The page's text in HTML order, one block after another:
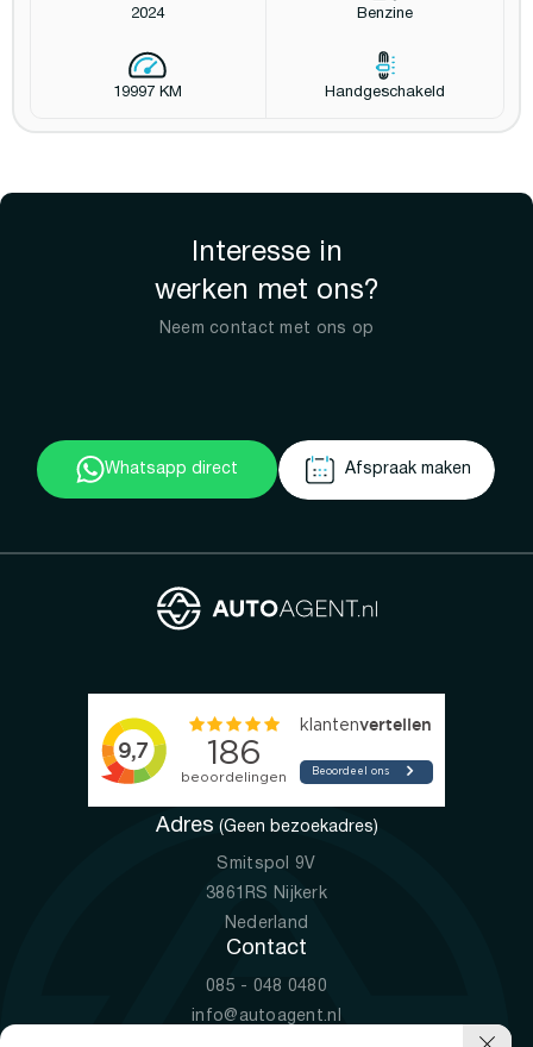
2024 Benzine
19997 KM Handgeschakeld
Interesse in
werken met ons?
Neem contact met ons op
Whatsapp direct Afspraak maken
Adres (Geen bezoekadres)
Smitspol 9V
3861RS Nijkerk
Nederland
Contact
085 - 048 0480
info@autoagent.nl